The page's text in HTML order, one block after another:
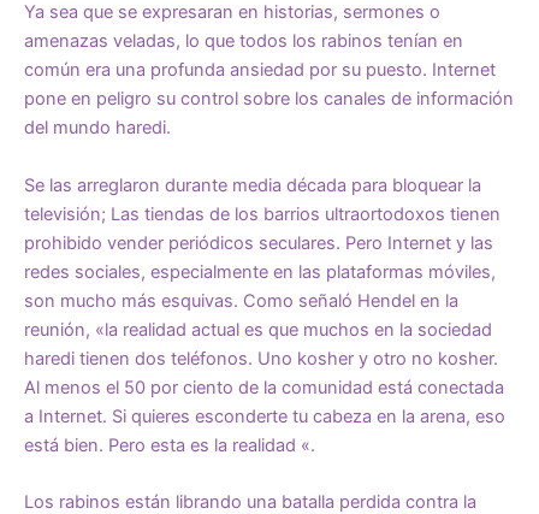
Ya sea que se expresaran en historias, sermones o
amenazas veladas, lo que todos los rabinos tenían en
común era una profunda ansiedad por su puesto. Internet
pone en peligro su control sobre los canales de información
del mundo haredi.
Se las arreglaron durante media década para bloquear la
televisión; Las tiendas de los barrios ultraortodoxos tienen
prohibido vender periódicos seculares. Pero Internet y las
redes sociales, especialmente en las plataformas móviles,
son mucho más esquivas. Como señaló Hendel en la
reunión, «la realidad actual es que muchos en la sociedad
haredi tienen dos teléfonos. Uno kosher y otro no kosher.
Al menos el 50 por ciento de la comunidad está conectada
a Internet. Si quieres esconderte tu cabeza en la arena, eso
está bien. Pero esta es la realidad «.
Los rabinos están librando una batalla perdida contra la